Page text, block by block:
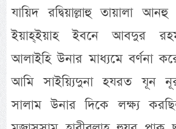
যায়িদ রদ্বিয়াল্লাহু তায়ালা
ইয়াহ্ইয়াহ ইবনে আবদুর
আলাইহি উনার মাধ্যমে বর্ণনা
আমি সাইয়্যিদুনা হযরত যূন
সালাম উনার দিকে লক্ষ্য